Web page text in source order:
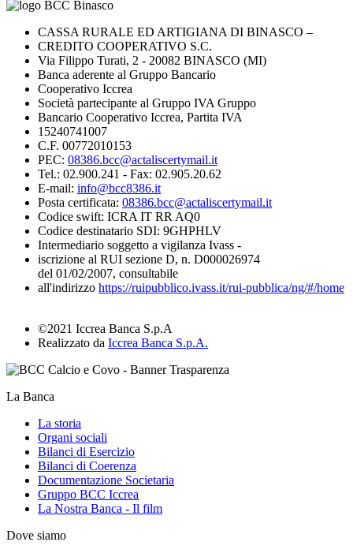
CASSA RURALE ED ARTIGIANA DI BINASCO –
CREDITO COOPERATIVO S.C.
Via Filippo Turati, 2 - 20082 BINASCO (MI)
Banca aderente al Gruppo Bancario
Cooperativo Iccrea
Società partecipante al Gruppo IVA Gruppo
Bancario Cooperativo Iccrea, Partita IVA
15240741007
C.F. 00772010153
PEC: 08386.bcc@actaliscertymail.it
Tel.: 02.900.241 - Fax: 02.905.20.62
E-mail: info@bcc8386.it
Posta certificata: 08386.bcc@actaliscertymail.it
Codice swift: ICRA IT RR AQ0
Codice destinatario SDI: 9GHPHLV
Intermediario soggetto a vigilanza Ivass -
iscrizione al RUI sezione D, n. D000026974
del 01/02/2007, consultabile
all'indirizzo https://ruipubblico.ivass.it/rui-pubblica/ng/#/home
©2021 Iccrea Banca S.p.A
Realizzato da Iccrea Banca S.p.A.
La Banca
La storia
Organi sociali
Bilanci di Esercizio
Bilanci di Coerenza
Documentazione Societaria
Gruppo BCC Iccrea
La Nostra Banca - Il film
Dove siamo